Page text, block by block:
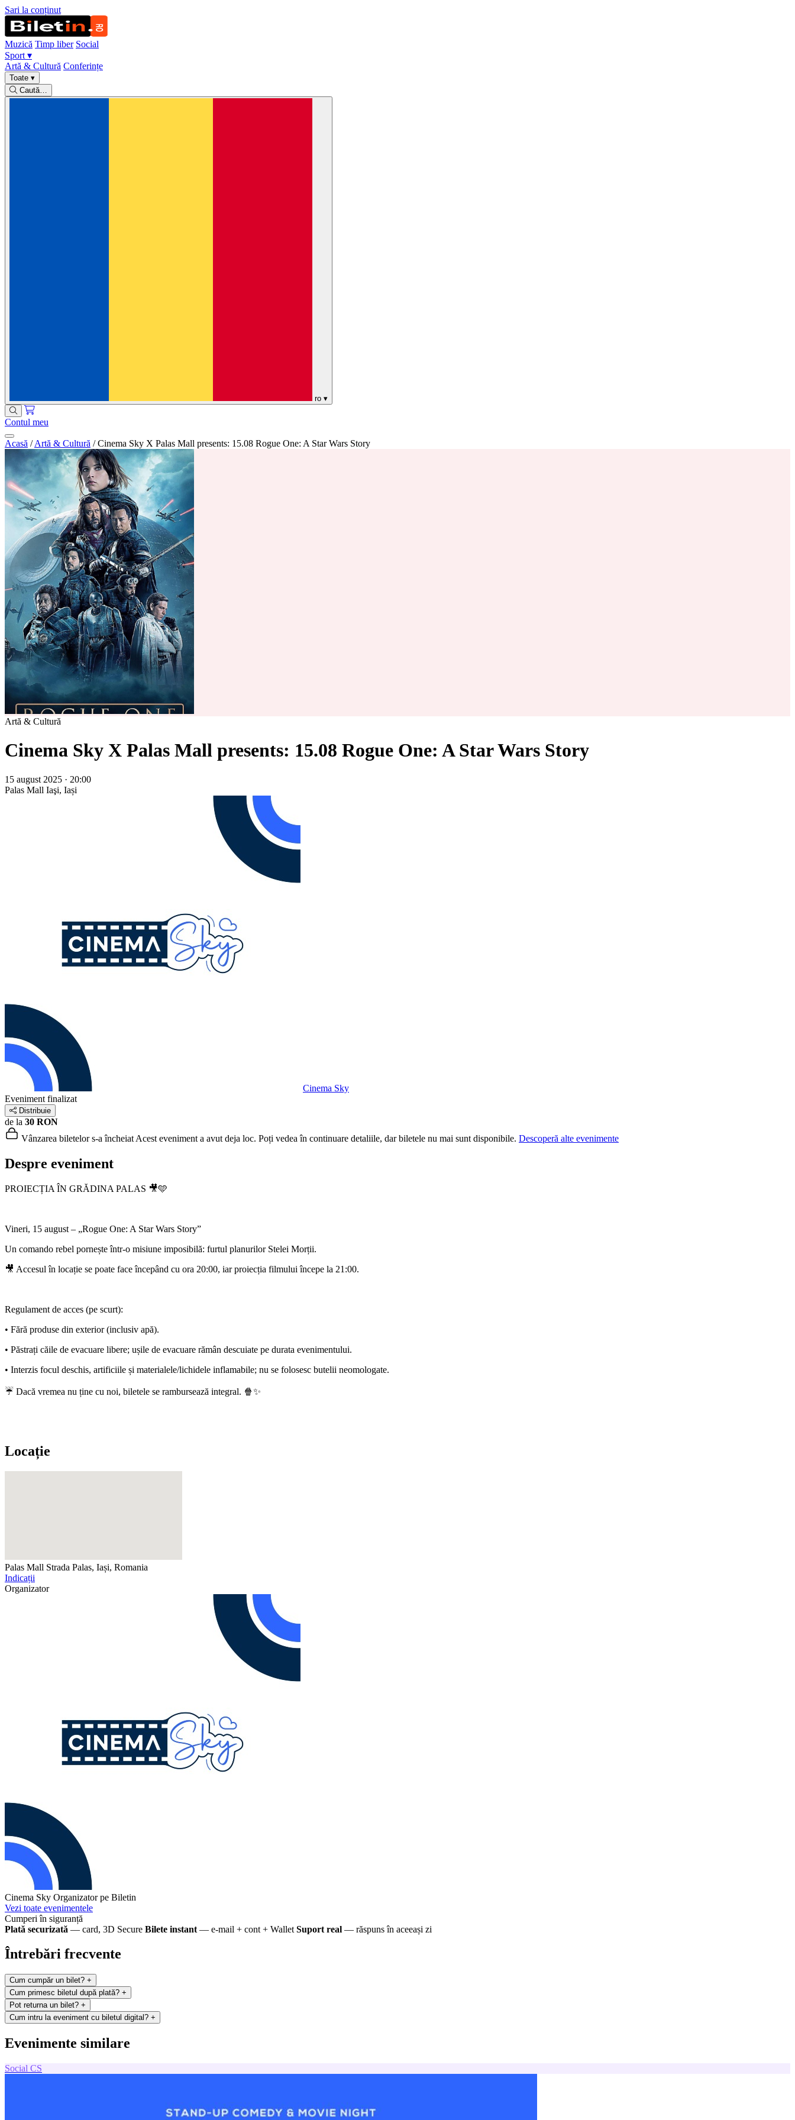
Sari la conținut
Muzică Timp liber Social
Sport ▾
Artă & Cultură Conferințe
Toate ▾
Caută…
ro ▾
Contul meu
Acasă / Artă & Cultură / Cinema Sky X Palas Mall presents: 15.08 Rogue One: A Star Wars Story
Artă & Cultură
Cinema Sky X Palas Mall presents: 15.08 Rogue One: A Star Wars Story
15 august 2025 · 20:00
Palas Mall Iaşi, Iași
Cinema Sky
Eveniment finalizat
Distribuie
de la 30 RON
Vânzarea biletelor s-a încheiat Acest eveniment a avut deja loc. Poți vedea în continuare detaliile, dar biletele nu mai sunt disponibile. Descoperă alte evenimente
Despre eveniment
PROIECȚIA ÎN GRĂDINA PALAS 🎥🩵
Vineri, 15 august – „Rogue One: A Star Wars Story”
Un comando rebel pornește într-o misiune imposibilă: furtul planurilor Stelei Morții.
🎥 Accesul în locație se poate face începând cu ora 20:00, iar proiecția filmului începe la 21:00.
Regulament de acces (pe scurt):
• Fără produse din exterior (inclusiv apă).
• Păstrați căile de evacuare libere; ușile de evacuare rămân descuiate pe durata evenimentului.
• Interzis focul deschis, artificiile și materialele/lichidele inflamabile; nu se folosesc butelii neomologate.
☔ Dacă vremea nu ține cu noi, biletele se rambursează integral. 🍿✨
Locație
Palas Mall Strada Palas, Iași, Romania
Indicații
Organizator
Cinema Sky Organizator pe Biletin
Vezi toate evenimentele
Cumperi în siguranță
Plată securizată — card, 3D Secure Bilete instant — e-mail + cont + Wallet Suport real — răspuns în aceeași zi
Întrebări frecvente
Cum cumpăr un bilet? +
Cum primesc biletul după plată? +
Pot returna un bilet? +
Cum intru la eveniment cu biletul digital? +
Evenimente similare
Social CS